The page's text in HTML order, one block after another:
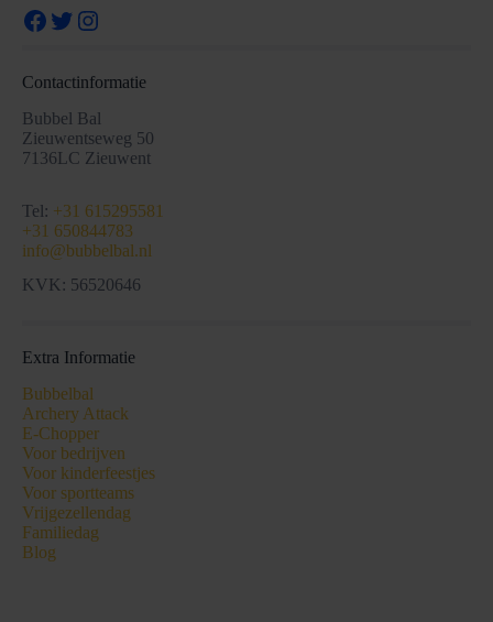
Facebook
Twitter
Instagram
Contactinformatie
Bubbel Bal
Zieuwentseweg 50
7136LC Zieuwent
Tel: +31 615295581
+31 650844783
info@bubbelbal.nl
KVK: 56520646
Extra Informatie
Bubbelbal
Archery Attack
E-Chopper
Voor bedrijven
Voor kinderfeestjes
Voor sportteams
Vrijgezellendag
Familiedag
Blog